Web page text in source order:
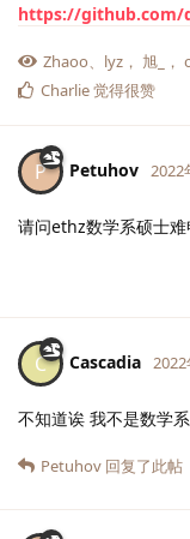
https://github.com/
Zhaoo、 lyz ， 旭_ ，
Charlie觉得很赞
P Petuhov 2022
请问ethz数学系硕士
C Cascadia
不知道诶 我不是数学
Petuhov 回复了此帖